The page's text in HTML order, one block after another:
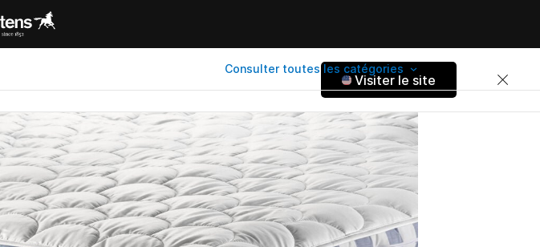
Consulter toutes les catégories
Visiter le site